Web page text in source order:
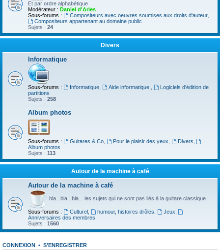
Et par ordre alphabétique
Modérateur : Daniel d'Arles
Sous-forums :
Compositeurs avec oeuvres soumises aux droits d'auteur,
Compositeurs appartenant au domaine public
Sujets : 24
Divers
Informatique
Sous-forums : Informatique, Aide informatique.
Logiciels d'édition de
partitions
Sujets : 258
Album photos
Sous-forums : Guitares & Co, Pour le plaisir des yeux Divers
Album photos
Sujets : 113
Autour de la machine à café
Autour de la machine à café
bla...bla...bla... les sujets qui ne sont pas liés à la guitare classique
Sous-forums : Culturel, humour, histoires drôles Jeux
Anniversaires des membres
Sujets : 1560
CONNEXION • S’ENREGISTRER